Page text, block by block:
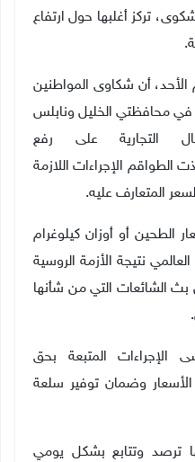
خلال الـ24 الماضية 24 شكوى، تركز أغلبها حول ارتفاع
الأحد، أن شكاوى المواطنين
الرقم 129 تركزت في محافظتي الخليل ونابلس
التجارية على رفع
الإجراءات اللازمة
المتعارف عليه.
الطحين أو أوزان كيلوغرام
نتيجة الأزمة الروسية
بث الشائعات التي من شأنها
الإجراءات المتبعة بحق
وضمان توفير سلعة
ترصد وتتابع بشكل يومي